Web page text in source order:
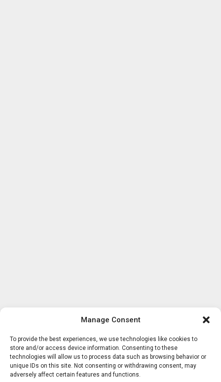
Manage Consent
To provide the best experiences, we use technologies like cookies to
store and/or access device information. Consenting to these
technologies will allow us to process data such as browsing behavior or
unique IDs on this site. Not consenting or withdrawing consent, may
adversely affect certain features and functions.